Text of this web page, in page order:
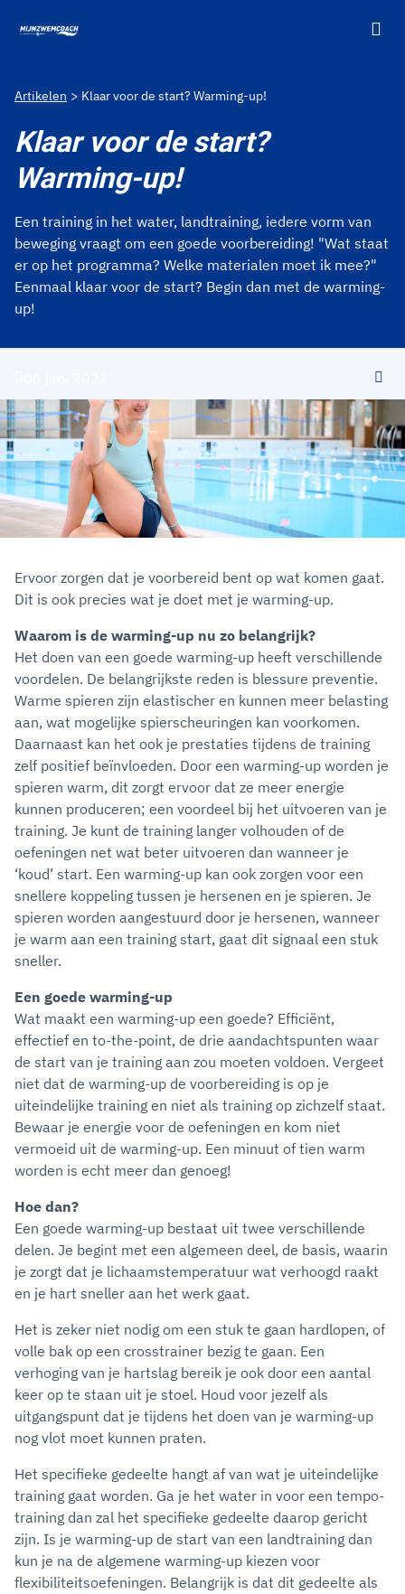
Artikelen Klaar voor de start? Warming-up!
Klaar voor de start?
Warming-up!
Een training in het water, landtraining, iedere vorm van
beweging vraagt om een goede voorbereiding! "Wat staat
er op het programma? Welke materialen moet ik mee?"
Eenmaal klaar voor de start? Begin dan met de warming-
up!
Ervoor zorgen dat je voorbereid bent op wat komen gaat.
Dit is ook precies wat je doet met je warming-up.
Waarom is de warming-up nu zo belangrijk?
Het doen van een goede warming-up heeft verschillende
voordelen. De belangrijkste reden is blessure preventie.
Warme spieren zijn elastischer en kunnen meer belasting
aan, wat mogelijke spierscheuringen kan voorkomen.
Daarnaast kan het ook je prestaties tijdens de training
zelf positief beïnvloeden. Door een warming-up worden je
spieren warm, dit zorgt ervoor dat ze meer energie
kunnen produceren; een voordeel bij het uitvoeren van je
training. Je kunt de training langer volhouden of de
oefeningen net wat beter uitvoeren dan wanneer je
‘koud’ start. Een warming-up kan ook zorgen voor een
snellere koppeling tussen je hersenen en je spieren. Je
spieren worden aangestuurd door je hersenen, wanneer
je warm aan een training start, gaat dit signaal een stuk
sneller.
Een goede warming-up
Wat maakt een warming-up een goede? Efficiënt,
effectief en to-the-point, de drie aandachtspunten waar
de start van je training aan zou moeten voldoen. Vergeet
niet dat de warming-up de voorbereiding is op je
uiteindelijke training en niet als training op zichzelf staat.
Bewaar je energie voor de oefeningen en kom niet
vermoeid uit de warming-up. Een minuut of tien warm
worden is echt meer dan genoeg!
Hoe dan?
Een goede warming-up bestaat uit twee verschillende
delen. Je begint met een algemeen deel, de basis, waarin
je zorgt dat je lichaamstemperatuur wat verhoogd raakt
en je hart sneller aan het werk gaat.
Het is zeker niet nodig om een stuk te gaan hardlopen, of
volle bak op een crosstrainer bezig te gaan. Een
verhoging van je hartslag bereik je ook door een aantal
keer op te staan uit je stoel. Houd voor jezelf als
uitgangspunt dat je tijdens het doen van je warming-up
nog vlot moet kunnen praten.
Het specifieke gedeelte hangt af van wat je uiteindelijke
training gaat worden. Ga je het water in voor een tempo-
training dan zal het specifieke gedeelte daarop gericht
zijn. Is je warming-up de start van een landtraining dan
kun je na de algemene warming-up kiezen voor
flexibiliteitsoefeningen. Belangrijk is dat dit gedeelte als